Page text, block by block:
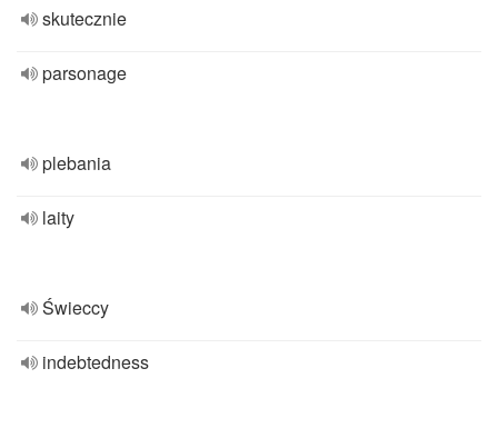
skutecznie
parsonage
plebania
laity
Świeccy
indebtedness